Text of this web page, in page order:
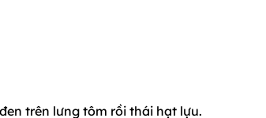
trên lưng tôm rồi thái hạt lựu.